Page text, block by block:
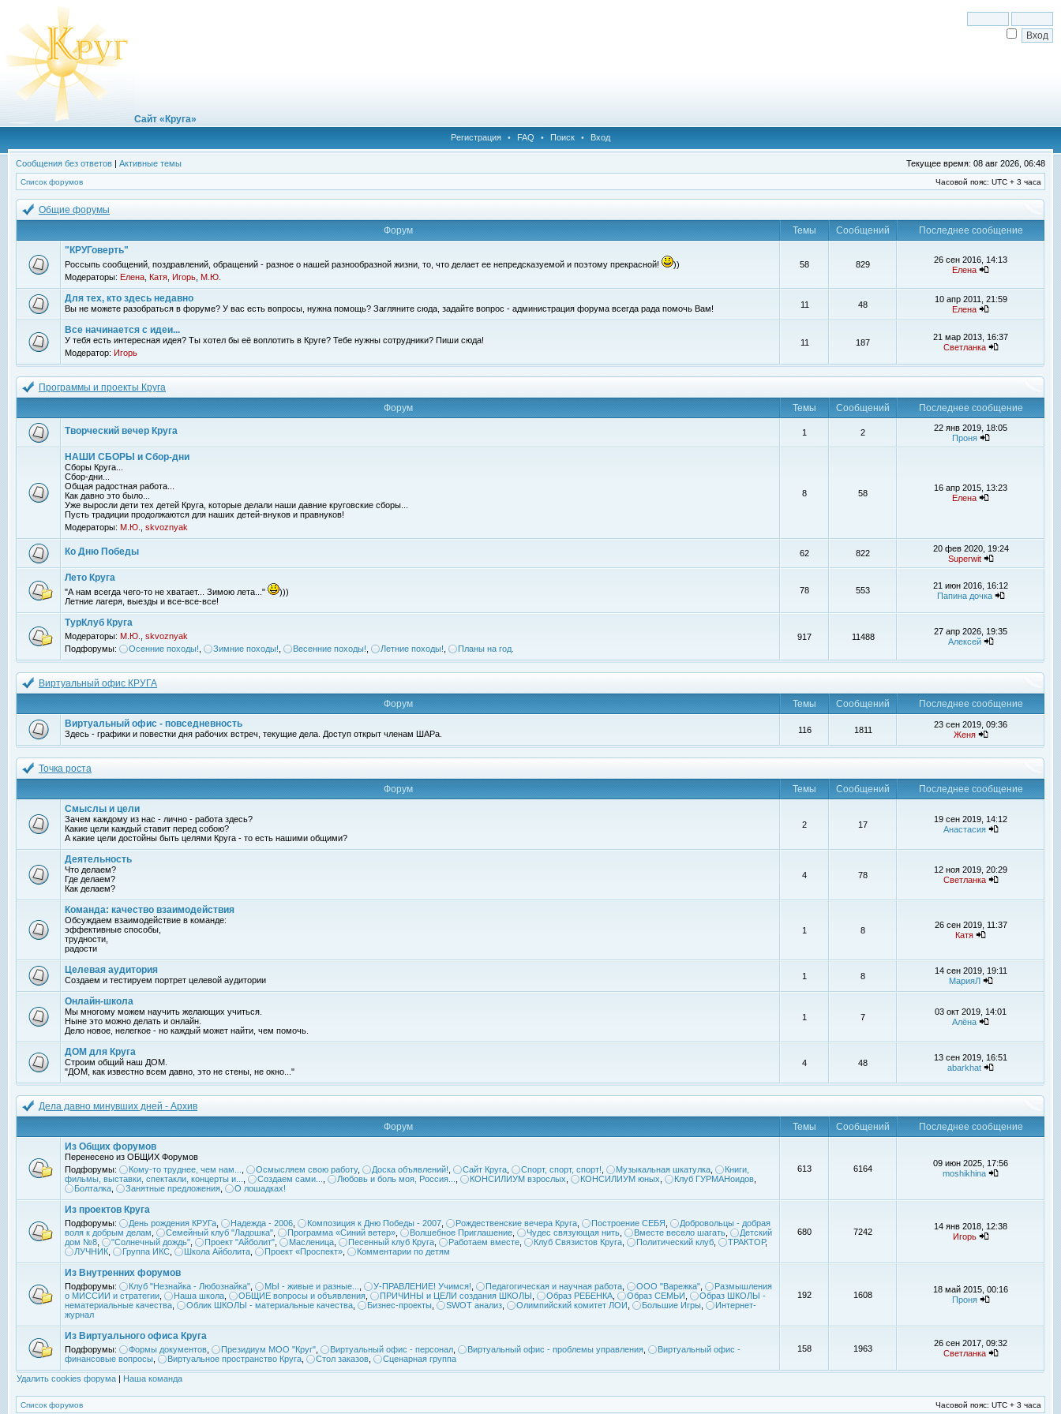
Сайт «Круга»
Регистрация • FAQ • Поиск • Вход
Сообщения без ответов | Активные темы Текущее время: 08 авг 2026, 06:48
Список форумов Часовой пояс: UTC + 3 часа
Общие форумы
Форум
Темы Сообщений
Последнее сообщение
"КРУГоверть"
Россыпь сообщений, поздравлений, обращений - разное о нашей разнообразной жизни, то, что делает ее непредсказуемой и поэтому прекрасной!
))
Модераторы: Елена Катя Игорь М.Ю.
58 829
26 сен 2016, 14:13
Елена
Для тех, кто здесь недавно
Вы не можете разобраться в форуме? У вас есть вопросы, нужна помощь? Загляните сюда, задайте вопрос - администрация форума всегда рада помочь Вам! 11 48
10 апр 2011, 21:59
Елена
Все начинается с идеи...
У тебя есть интересная идея? Ты хотел бы её воплотить в Круге? Тебе нужны сотрудники? Пиши сюда!
Модератор: Игорь
11 187
21 мар 2013, 16:37
Светланка
Программы и проекты Круга
Форум
Темы Сообщений Последнее сообщение
Творческий вечер Круга 1 2
22 янв 2019, 18:05
Проня
НАШИ СБОРЫ и Сбор-дни
Сборы Круга...
Сбор-дни...
Общая радостная работа...
Как давно это было...
Уже выросли дети тех детей Круга, которые делали наши давние круговские сборы...
Пусть традиции продолжаются для наших детей-внуков и правнуков!
Модераторы: М.Ю. skvoznyak
8 58
16 апр 2015, 13:23
Елена
Ко Дню Победы 62 822
20 фев 2020, 19:24
Superwit
Лето Круга
"А нам всегда чего-то не хватает... Зимою лета..."
)))
Летние лагеря, выезды и все-все-все!
78 553
21 июн 2016, 16:12
Папина дочка
ТурКлуб Круга
Модераторы: М.Ю.
skvoznyak
Подфорумы:
Осенние походы! Зимние походы! Весенние походы! Летние походы! Планы на год.
917 11488
27 апр 2026, 19:35
Алексей
Виртуальный офис КРУГА
Форум
Темы Сообщений
Последнее сообщение
Виртуальный офис - повседневность
Здесь - графики и повестки дня рабочих встреч, текущие дела. Доступ открыт членам ШАРа. 116 1811
23 сен 2019, 09:36
Женя
Точка роста
Форум
Темы Сообщений
Последнее сообщение
Смыслы и цели
Зачем каждому из нас - лично - работа здесь?
Какие цели каждый ставит перед собою?
А какие цели достойны быть целями Круга - то есть нашими общими?
2 17
19 сен 2019, 14:12
Анастасия
Деятельность
Что делаем?
Где делаем?
Как делаем?
4 78
12 ноя 2019, 20:29
Светланка
Команда: качество взаимодействия
Обсуждаем взаимодействие в команде:
эффективные способы,
трудности,
радости
1 8
26 сен 2019, 11:37
Катя
Целевая аудитория
Создаем и тестируем портрет целевой аудитории 1 8
14 сен 2019, 19:11
МарияЛ
Онлайн-школа
Мы многому можем научить желающих учиться.
Ныне это можно делать и онлайн.
Дело новое, нелегкое - но каждый может найти, чем помочь.
1 7
03 окт 2019, 14:01
Алёна
ДОМ для Круга
Строим общий наш ДОМ.
"ДОМ, как известно всем давно, это не стены, не окно..."
4 48
13 сен 2019, 16:51
abarkhat
Дела давно минувших дней - Архив
Форум
Темы Сообщений
Последнее сообщение
Из Общих форумов
Перенесено из ОБЩИХ Форумов
Подфорумы:
Кому-то труднее, чем нам... Осмысляем свою работу, Доска объявлений! Сайт Круга Спорт, спорт, спорт! Музыкальная шкатулка
Книги,
фильмы, выставки, спектакли, концерты и...
Создаем сами... Любовь и боль моя, Россия... КОНСИЛИУМ взрослых КОНСИЛИУМ юных Клуб ГУРМАНоидов
Болталка
Занятные предложения О лошадках!
613 6164
09 июн 2025, 17:56
moshikhina
Из проектов Круга
Подфорумы: День рождения КРУГа Надежда - 2006 Композиция к Дню Победы - 2007 Рождественские вечера Круга Построение СЕБЯ
Добровольцы - добрая
воля к добрым делам
Семейный клуб "Ладошка" Программа «Синий ветер» Волшебное Приглашение Чудес связующая нить Вместе весело шагать
Детский
дом №8
"Солнечный дождь" Проект "Айболит" Масленица Песенный клуб Круга Работаем вместе Клуб Связистов Круга Политический клуб ТРАКТОР,
ЛУЧНИК
Группа ИКС Школа Айболита Проект «Проспект» Комментарии по детям
680 7242
14 янв 2018, 12:38
Игорь
Из Внутренних форумов
Подфорумы: Клуб "Незнайка - Любознайка" МЫ - живые и разные... У-ПРАВЛЕНИЕ! Учимся! Педагогическая и научная работа ООО "Варежка"
Размышления
о МИССИИ и стратегии
Наша школа ОБЩИЕ вопросы и объявления ПРИЧИНЫ и ЦЕЛИ создания ШКОЛЫ Образ РЕБЕНКА Образ СЕМЬИ
Образ ШКОЛЫ -
нематериальные качества
Облик ШКОЛЫ - материальные качества Бизнес-проекты SWOT анализ Олимпийский комитет ЛОИ Большие Игры
Интернет-
журнал
192 1608
18 май 2015, 00:16
Проня
Из Виртуального офиса Круга
Подфорумы: Формы документов Президиум МОО "Круг" Виртуальный офис - персонал Виртуальный офис - проблемы управления
Виртуальный офис -
финансовые вопросы
Виртуальное пространство Круга Стол заказов Сценарная группа
158 1963
26 сен 2017, 09:32
Светланка
Удалить cookies форума | Наша команда
Список форумов Часовой пояс: UTC + 3 часа